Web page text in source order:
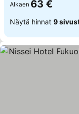
Alkaen 63 €
Näytä hinnat 9